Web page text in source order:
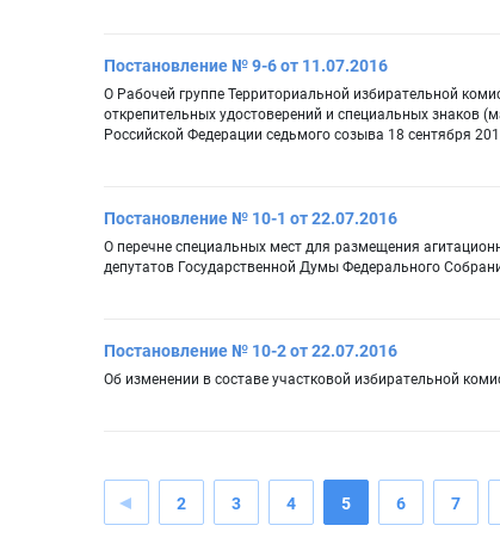
Постановление № 9-6 от 11.07.2016
О Рабочей группе Территориальной избирательной
открепительных удостоверений и специальных знаков
Российской Федерации седьмого созыва 18 сентября
Постановление № 10-1 от 22.07.2016
О перечне специальных мест для размещения
депутатов Государственной Думы Федерального
Постановление № 10-2 от 22.07.2016
Об изменении в составе участковой избирательной
2 3 4 5 6 7